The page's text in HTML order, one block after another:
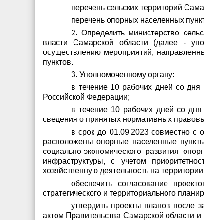
перечень сельских территорий
перечень опорных населенных
2. Определить министерство
власти Самарской области (далее -
осуществлению мероприятий,
пунктов.
3. Уполномоченному органу:
в течение 10 рабочих дней со дня
Российской Федерации;
в течение 10 рабочих дней со дня
сведения о принятых нормативных
в срок до 01.09.2023 совместно с
расположены опорные населенные
социально-экономического развития
инфраструктуры, с учетом
хозяйственную деятельность на
обеспечить согласование
стратегического и территориального
утвердить проекты планов после
актом Правительства Самарской области